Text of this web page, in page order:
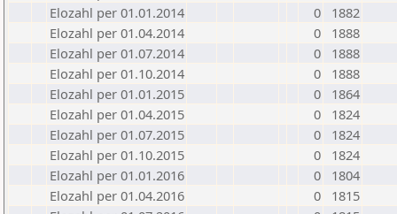
Elozahl per 01.01.2014
0
1882
Elozahl per 01.04.2014
0
1888
Elozahl per 01.07.2014
0
1888
Elozahl per 01.10.2014
0
1888
Elozahl per 01.01.2015
0
1864
Elozahl per 01.04.2015
0
1824
Elozahl per 01.07.2015
0
1824
Elozahl per 01.10.2015
0
1824
Elozahl per 01.01.2016
0
1804
Elozahl per 01.04.2016
0
1815